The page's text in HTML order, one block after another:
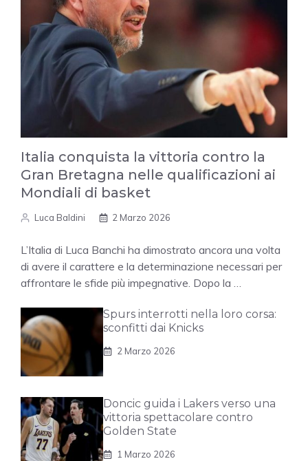
Italia conquista la vittoria contro la
Gran Bretagna nelle qualificazioni ai
Mondiali di basket
Luca Baldini 2 Marzo 2026
L’Italia di Luca Banchi ha dimostrato ancora una volta
di avere il carattere e la determinazione necessari per
affrontare le sfide più impegnative. Dopo la …
Spurs interrotti nella loro corsa:
sconfitti dai Knicks
2 Marzo 2026
Doncic guida i Lakers verso una
vittoria spettacolare contro
Golden State
1 Marzo 2026